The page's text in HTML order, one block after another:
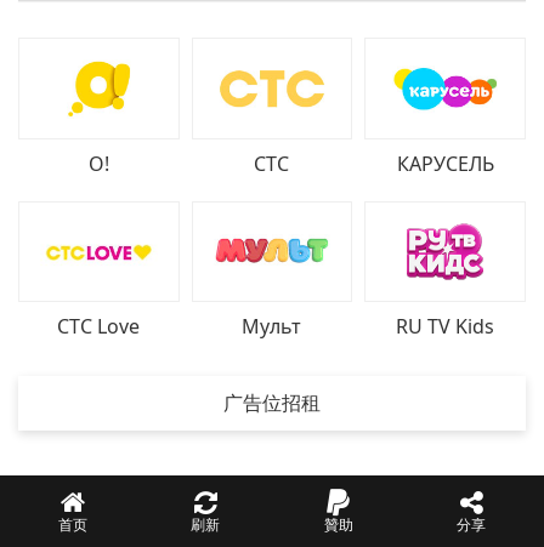
О! СТС КАРУСЕЛЬ
СТС Love Мульт RU TV Kids
广告位招租
首页 刷新 贊助 分享